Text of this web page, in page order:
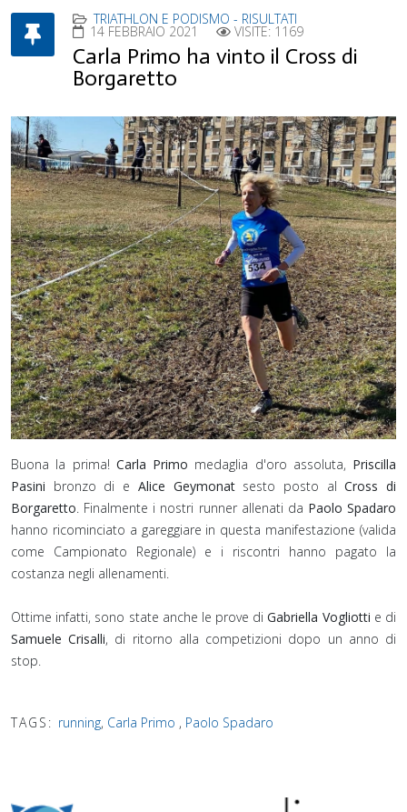
TRIATHLON E PODISMO - RISULTATI
14 FEBBRAIO 2021 VISITE: 1169
Carla Primo ha vinto il Cross di
Borgaretto
Buona la prima! Carla Primo medaglia d'oro assoluta, Priscilla
Pasini bronzo di e Alice Geymonatsesto posto alCross di
Borgaretto. Finalmente i nostri runner allenati da Paolo Spadaro
hanno ricominciato a gareggiare in questa manifestazione (valida
come Campionato Regionale) e i riscontri hanno pagato la
costanza negli allenamenti.
Ottime infatti, sono state anche le prove diGabriella Vogliotti e di
Samuele Crisalli, di ritorno alla competizioni dopo un anno di
stop. ⁣
TAGS: running, Carla Primo , Paolo Spadaro